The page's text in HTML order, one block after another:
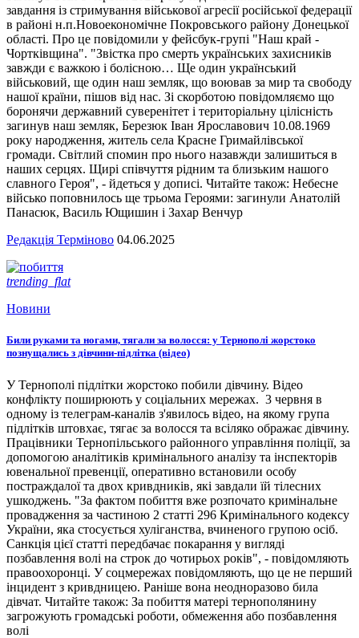
завдання із стримування військової агресії російської федерації
в районі н.п.Новоекономічне Покровського району Донецької
області. Про це повідомили у фейсбук-групі "Наш край -
Чортківщина". "Звістка про смерть українських захисників
завжди є важкою і болісною… Ще один український
військовий, ще один наш земляк, що воював за мир та свободу
нашої країни, пішов від нас. Зі скорботою повідомляємо що
боронячи державний суверенітет і територіальну цілісність
загинув наш земляк, Березюк Іван Ярославович 10.08.1969
року народження, житель села Красне Гримайлівської
громади. Світлий спомин про нього назавжди залишиться в
наших серцях. Щирі співчуття рідним та близьким нашого
славного Героя", - йдеться у дописі. Читайте також: Небесне
військо поповнилось ще трьома Героями: загинули Анатолій
Панасюк, Василь Ющишин і Захар Венчур
Редакція Терміново 04.06.2025
trending_flat
Новини
Били руками та ногами, тягали за волосся: у Тернополі жорстоко
познущались з дівчини-підлітка (відео)
У Тернополі підлітки жорстоко побили дівчину. Відео
конфлікту поширюють у соціальних мережах. 3 червня в
одному із телеграм-каналів з'явилось відео, на якому група
підлітків штовхає, тягає за волосся та всіляко ображає дівчину.
Працівники Тернопільського районного управління поліції, за
допомогою аналітиків кримінального аналізу та інспекторів
ювенальної превенції, оперативно встановили особу
постраждалої та двох кривдників, які завдали їй тілесних
ушкоджень. "За фактом побиття вже розпочато кримінальне
провадження за частиною 2 статті 296 Кримінального кодексу
України, яка стосується хуліганства, вчиненого групою осіб.
Санкція цієї статті передбачає покарання у вигляді
позбавлення волі на строк до чотирьох років", - повідомляють
правоохоронці. У соцмережах повідомляють, що це не перший
інцидент з кривдницею. Раніше вона неодноразово била
дівчат. Читайте також: За побиття матері тернополянину
загрожують громадські роботи, обмеження або позбавлення
волі